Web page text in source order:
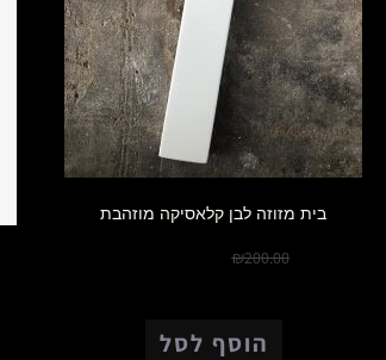
בית מזוזה לבן קלאסיקה מוזהבת
₪200.00
הוסף לסל